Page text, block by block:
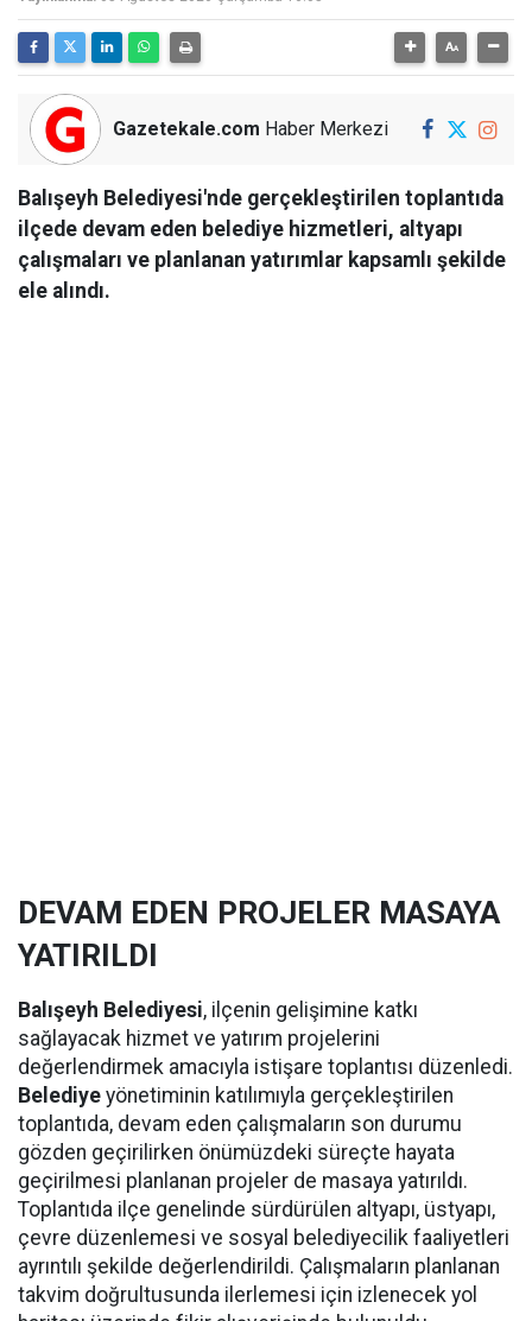
Gazetekale.com Haber Merkezi
Balışeyh Belediyesi'nde gerçekleştirilen toplantıda
ilçede devam eden belediye hizmetleri, altyapı
çalışmaları ve planlanan yatırımlar kapsamlı şekilde
ele alındı.
DEVAM EDEN PROJELER MASAYA
YATIRILDI
Balışeyh Belediyesi, ilçenin gelişimine katkı
sağlayacak hizmet ve yatırım projelerini
değerlendirmek amacıyla istişare toplantısı düzenledi.
Belediye yönetiminin katılımıyla gerçekleştirilen
toplantıda, devam eden çalışmaların son durumu
gözden geçirilirken önümüzdeki süreçte hayata
geçirilmesi planlanan projeler de masaya yatırıldı.
Toplantıda ilçe genelinde sürdürülen altyapı, üstyapı,
çevre düzenlemesi ve sosyal belediyecilik faaliyetleri
ayrıntılı şekilde değerlendirildi. Çalışmaların planlanan
takvim doğrultusunda ilerlemesi için izlenecek yol